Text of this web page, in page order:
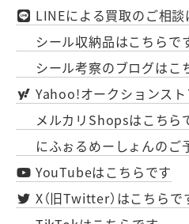
LINEによる買取のご相
シール収納品はこちらで
シール考察のブログはこ
Yahoo!オークションス
メルカリShopsはこちら
にふぉるめーしょんのご
YouTubeはこちらです
X（旧Twitter）はこちらで